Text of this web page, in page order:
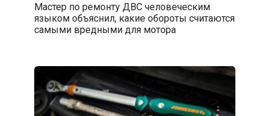
Мастер по ремонту ДВС человеческим
языком объяснил, какие обороты считаются
самыми вредными для мотора